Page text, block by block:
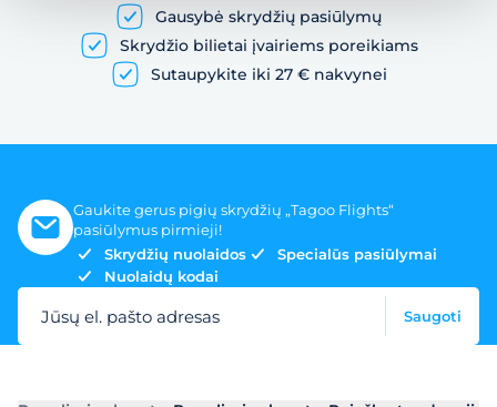
Gausybė skrydžių pasiūlymų
Skrydžio bilietai įvairiems poreikiams
Sutaupykite iki 27 € nakvynei
Gaukite gerus pigių skrydžių „Tagoo Flights“
pasiūlymus pirmieji!
Skrydžių nuolaidos
Specialūs pasiūlymai
Nuolaidų kodai
Jūsų el. pašto adresas Saugoti